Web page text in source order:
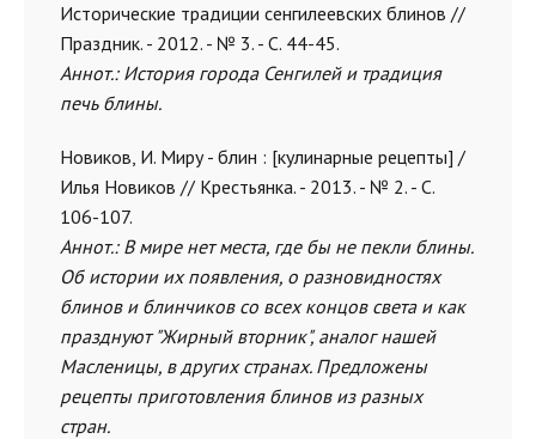
Исторические традиции сенгилеевских блинов //
Праздник. - 2012. - № 3. - С. 44-45.
Аннот.: История города Сенгилей и традиция
печь блины.
Новиков, И. Миру - блин : [кулинарные рецепты] /
Илья Новиков // Крестьянка. - 2013. - № 2. - С.
106-107.
Аннот.: В мире нет места, где бы не пекли блины.
Об истории их появления, о разновидностях
блинов и блинчиков со всех концов света и как
празднуют "Жирный вторник", аналог нашей
Масленицы, в других странах. Предложены
рецепты приготовления блинов из разных
стран.